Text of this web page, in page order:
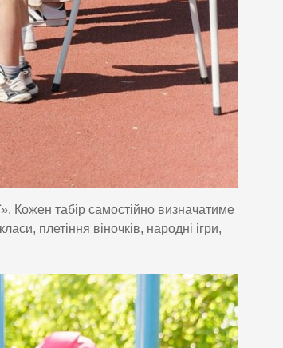
Кожен табір самостійно визначатиме
плетіння віночків, народні ігри,